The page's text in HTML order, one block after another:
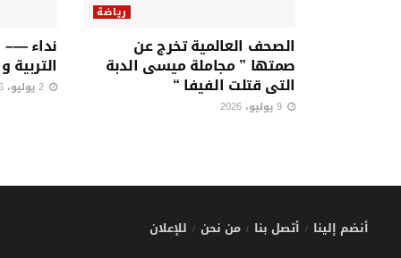
رياضة
الصحف العالمية تخرج عن
صمتها ” مجاملة ميسى الدبة
التى قتلت الفيفا “
نداء
التربية
أنضم إلينا أتصل بنا من نحن للإعلان